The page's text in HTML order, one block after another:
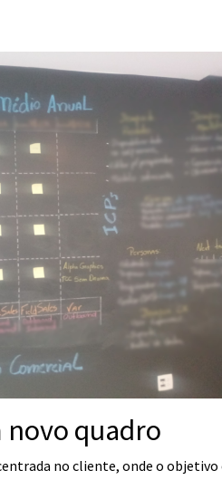
novo quadro
no cliente, onde o